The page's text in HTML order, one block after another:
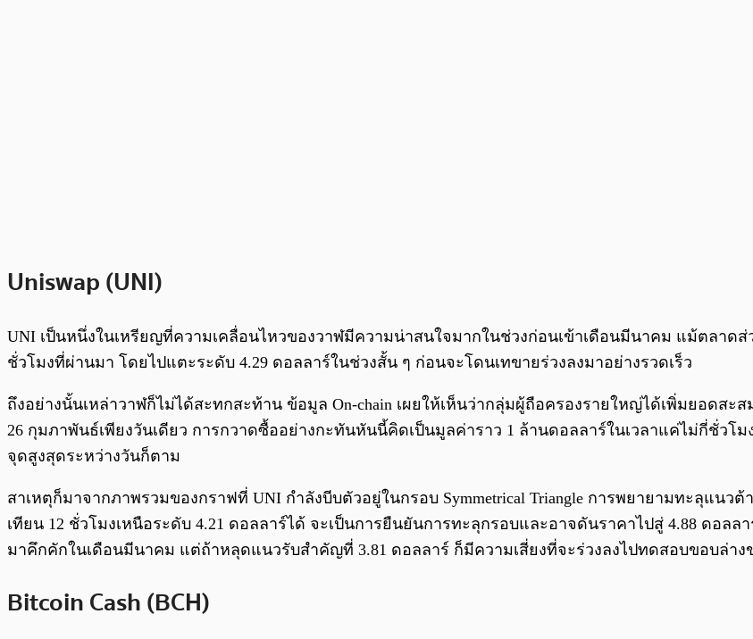
Uniswap (UNI)
UNI เป็นหนึ่งในเหรียญที่ความเคลื่อนไหวของวาฬมีความน่าสนใจมากในช่วงก่อนเข้าเดือนมีนาคม แม้ตลาด
ชั่วโมงที่ผ่านมา โดยไปแตะระดับ 4.29 ดอลลาร์ในช่วงสั้น ๆ ก่อนจะโดนเทขายร่วงลงมาอย่างรวดเร็ว
ถึงอย่างนั้นเหล่าวาฬก็ไม่ได้สะทกสะท้าน ข้อมูล On-chain เผยให้เห็นว่ากลุ่มผู้ถือครองรายใหญ่ได้เพิ่มยอดสะ
26 กุมภาพันธ์เพียงวันเดียว การกวาดซื้ออย่างกะทันหันนี้คิดเป็นมูลค่าราว 1 ล้านดอลลาร์ในเวลาแค่ไม่กี่ชั่วโ
จุดสูงสุดระหว่างวันก็ตาม
สาเหตุก็มาจากภาพรวมของกราฟที่ UNI กำลังบีบตัวอยู่ในกรอบ Symmetrical Triangle การพยายามทะลุแน
เทียน 12 ชั่วโมงเหนือระดับ 4.21 ดอลลาร์ได้ จะเป็นการยืนยันการทะลุกรอบและอาจดันราคาไปสู่ 4.88 ดอล
มาคึกคักในเดือนมีนาคม แต่ถ้าหลุดแนวรับสำคัญที่ 3.81 ดอลลาร์ ก็มีความเสี่ยงที่จะร่วงลงไปทดสอบขอบล่าง
Bitcoin Cash (BCH)